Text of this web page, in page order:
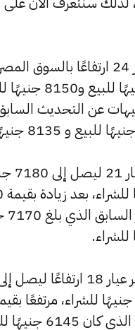
شهد سعر عيار 24 ارتفاعًا
بلغ 8205 جنيهًا
15 جنيهات عن التحديث